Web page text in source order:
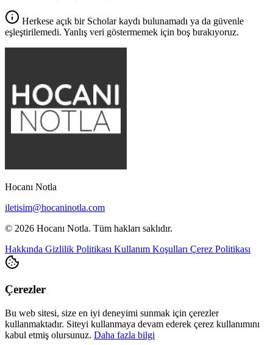
Herkese açık bir Scholar kaydı bulunamadı ya da güvenle
eşleştirilemedi. Yanlış veri göstermemek için boş bırakıyoruz.
Hocanı Notla
iletisim@hocaninotla.com
© 2026 Hocanı Notla. Tüm hakları saklıdır.
Hakkında Gizlilik Politikası Kullanım Koşulları Çerez Politikası
Çerezler
Bu web sitesi, size en iyi deneyimi sunmak için çerezler
kullanmaktadır. Siteyi kullanmaya devam ederek çerez kullanımını
kabul etmiş olursunuz. Daha fazla bilgi